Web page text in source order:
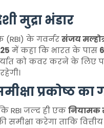
मुद्रा भंडार
(RBI) के गवर्नरसंजय
में कहा कि भारत के पास
को कवर करने के लिए
प्रकोष्ठ का
RBI जल्द ही एकनियामक
करेगा ताकि वित्तीय